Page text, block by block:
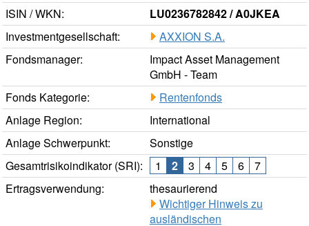
ISIN / WKN:
LU0236782842 / A0JKEA
Investmentgesellschaft:
AXXION S.A.
Fondsmanager:
Impact Asset Management
GmbH - Team
Fonds Kategorie:
Rentenfonds
Anlage Region:
International
Anlage Schwerpunkt:
Sonstige
Gesamtrisikoindikator (SRI):
1 2 3 4 5 6
7
Ertragsverwendung:
thesaurierend
Wichtiger Hinweis zu
ausländischen